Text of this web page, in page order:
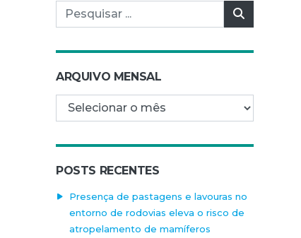
Pesquisar por:
ARQUIVO MENSAL
Arquivo mensal
POSTS RECENTES
Presença de pastagens e lavouras no
entorno de rodovias eleva o risco de
atropelamento de mamíferos